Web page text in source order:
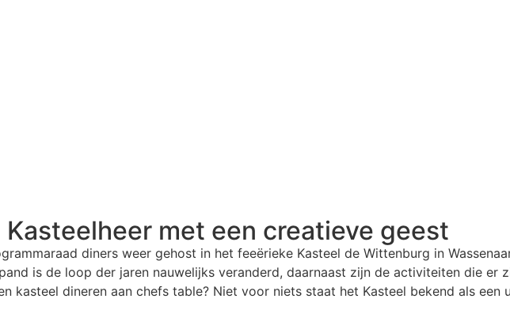
met een creatieve geest
diners weer gehost in het feeërieke Kasteel de Wittenburg in
is de loop der jaren nauwelijks veranderd, daarnaast zijn de activiteiten die er
kasteel dineren aan chefs table? Niet voor niets staat het Kasteel bekend als